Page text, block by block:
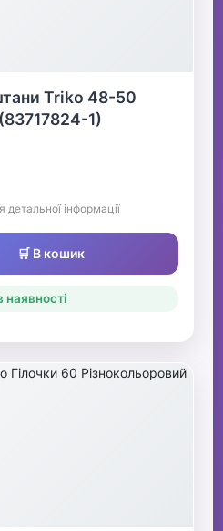
Triko 48-50
1)
детальної інформації
🛒 В кошик
наявності